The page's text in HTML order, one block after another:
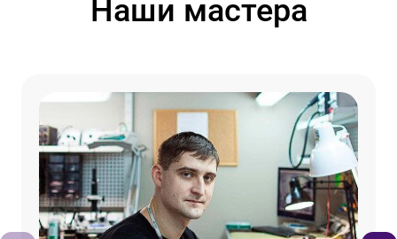
Наши мастера